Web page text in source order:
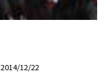
2014/12/22